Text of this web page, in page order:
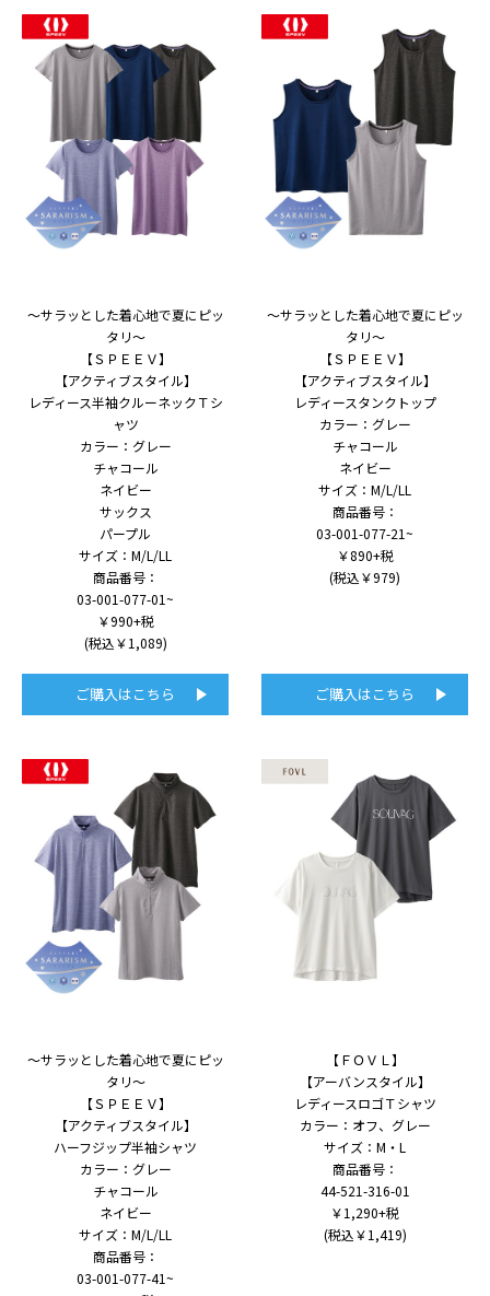
～サラッとした着心地で夏にピッ
タリ～
【ＳＰＥＥＶ】
【アクティブスタイル】
レディース半袖クルーネックＴシ
ャツ
カラー：グレー
チャコール
ネイビー
サックス
パープル
サイズ：M/L/LL
商品番号：
03-001-077-01~
￥990+税
(税込￥1,089)
ご購入はこちら
～サラッとした着心地で夏にピッ
タリ～
【ＳＰＥＥＶ】
【アクティブスタイル】
レディースタンクトップ
カラー：グレー
チャコール
ネイビー
サイズ：M/L/LL
商品番号：
03-001-077-21~
￥890+税
(税込￥979)
ご購入はこちら
～サラッとした着心地で夏にピッ
タリ～
【ＳＰＥＥＶ】
【アクティブスタイル】
ハーフジップ半袖シャツ
カラー：グレー
チャコール
ネイビー
サイズ：M/L/LL
商品番号：
03-001-077-41~
【ＦＯＶＬ】
【アーバンスタイル】
レディースロゴＴシャツ
カラー：オフ、グレー
サイズ：M・L
商品番号：
44-521-316-01
￥1,290+税
(税込￥1,419)